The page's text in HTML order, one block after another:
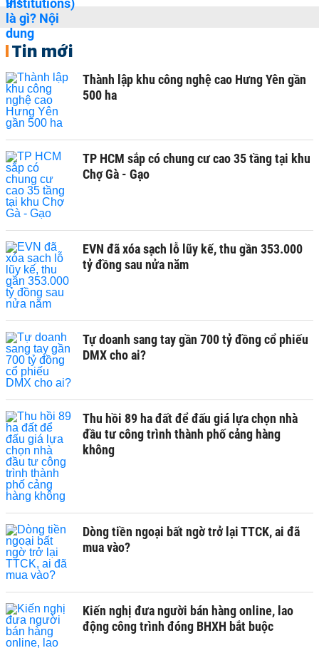
Tin mới
Thành lập khu công nghệ cao Hưng Yên gần
500 ha
TP HCM sắp có chung cư cao 35 tầng tại khu
Chợ Gà - Gạo
EVN đã xóa sạch lỗ lũy kế, thu gần 353.000
tỷ đồng sau nửa năm
Tự doanh sang tay gần 700 tỷ đồng cổ phiếu
DMX cho ai?
Thu hồi 89 ha đất để đấu giá lựa chọn nhà
đầu tư công trình thành phố cảng hàng
không
Dòng tiền ngoại bất ngờ trở lại TTCK, ai đã
mua vào?
Kiến nghị đưa người bán hàng online, lao
động công trình đóng BHXH bắt buộc